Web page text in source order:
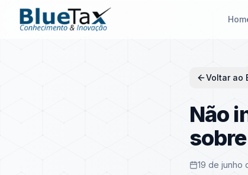
Voltar ao
Não
19 de junho